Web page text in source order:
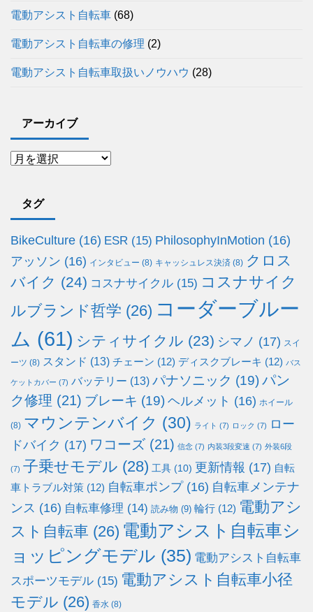
電動アシスト自転車 (68)
電動アシスト自転車の修理 (2)
電動アシスト自転車取扱いノウハウ (28)
アーカイブ
タグ
BikeCulture (16) ESR (15) PhilosophyInMotion (16)
アッソン (16) インタビュー (8) キャッシュレス決済 (8) クロス
バイク (24) コスナサイクル (15) コスナサイク
ルブランド哲学 (26) コーダーブルー
ム (61) シティサイクル (23) シマノ (17) スイ
ーツ (8) スタンド (13) チェーン (12) ディスクブレーキ (12) バス
ケットカバー (7) バッテリー (13) パナソニック (19)パン
ク修理 (21) ブレーキ (19) ヘルメット (16) ホイール
(8) マウンテンバイク (30) ライト (7) ロック (7)
ロー
ドバイク (17) ワコーズ (21) 信念 (7) 内装3段変速 (7) 外装6段
(7) 子乗せモデル (28) 工具 (10) 更新情報 (17) 自転
車トラブル対策 (12) 自転車ポンプ(16) 自転車メンテナ
ンス (16) 自転車修理 (14) 読み物 (9) 輪行 (12) 電動アシ
スト自転車 (26) 電動アシスト自転車シ
ョッピングモデル (35) 電動アシスト自転車
スポーツモデル (15) 電動アシスト自転車小径
モデル (26) 香水 (8)